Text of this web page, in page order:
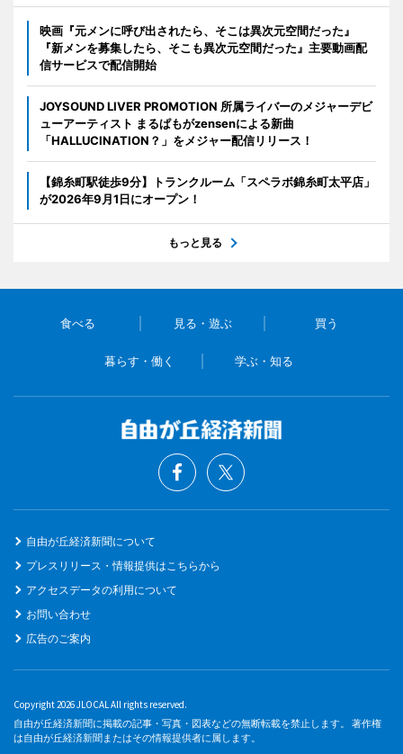
映画『元メンに呼び出されたら、そこは異次元空間だった』
『新メンを募集したら、そこも異次元空間だった』主要動画配
信サービスで配信開始
JOYSOUND LIVER PROMOTION 所属ライバーのメジャーデビ
ューアーティスト まるぱもがzensenによる新曲
「HALLUCINATION？」をメジャー配信リリース！
【錦糸町駅徒歩9分】トランクルーム「スペラボ錦糸町太平店」
が2026年9月1日にオープン！
もっと見る
食べる 見る・遊ぶ 買う
暮らす・働く 学ぶ・知る
自由が丘経済新聞について
プレスリリース・情報提供はこちらから
アクセスデータの利用について
お問い合わせ
広告のご案内
Copyright 2026 JLOCAL All rights reserved.
自由が丘経済新聞に掲載の記事・写真・図表などの無断転載を禁止します。 著作権
は自由が丘経済新聞またはその情報提供者に属します。